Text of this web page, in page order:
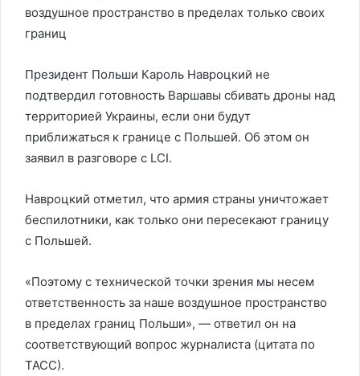
воздушное пространство в пределах только своих
границ
Президент Польши Кароль Навроцкий не
подтвердил готовность Варшавы сбивать дроны над
территорией Украины, если они будут
приближаться к границе с Польшей. Об этом он
заявил в разговоре с LCI.
Навроцкий отметил, что армия страны уничтожает
беспилотники, как только они пересекают границу
с Польшей.
«Поэтому с технической точки зрения мы несем
ответственность за наше воздушное пространство
в пределах границ Польши», — ответил он на
соответствующий вопрос журналиста (цитата по
ТАСС).